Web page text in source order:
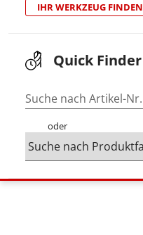
IHR WERKZEUG FINDEN
Quick Finder
Suche nach Artikel-Nr.
oder